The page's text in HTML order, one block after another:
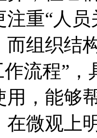
重“人员
而组织结
作流程”
用，能够
在微观上